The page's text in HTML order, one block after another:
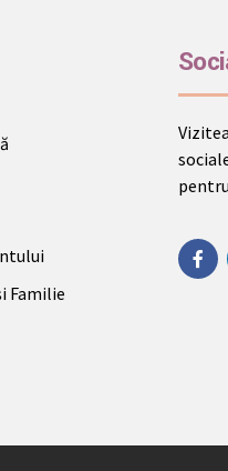
Familie